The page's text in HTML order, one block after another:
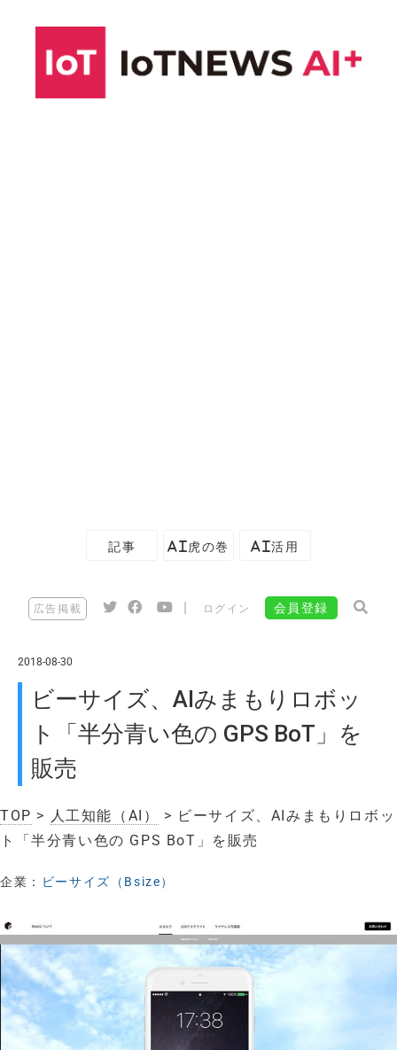
記事 AI虎の巻 AI活用
広告掲載 ログイン 会員登録
2018-08-30
ビーサイズ、AIみまもりロボッ
ト「半分青い色の GPS BoT」を
販売
TOP > 人工知能（AI）
> ビーサイズ、AIみまもりロボッ
ト「半分青い色の GPS BoT」を販売
企業： ビーサイズ（Bsize）